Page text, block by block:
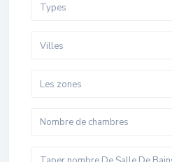
Types
Villes
Les zones